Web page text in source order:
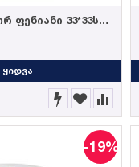
HL-ხელსახოცი ორ ფენიანი 33*33სმ, 100ც.
ᲧᲘᲓᲕᲐ
-19%